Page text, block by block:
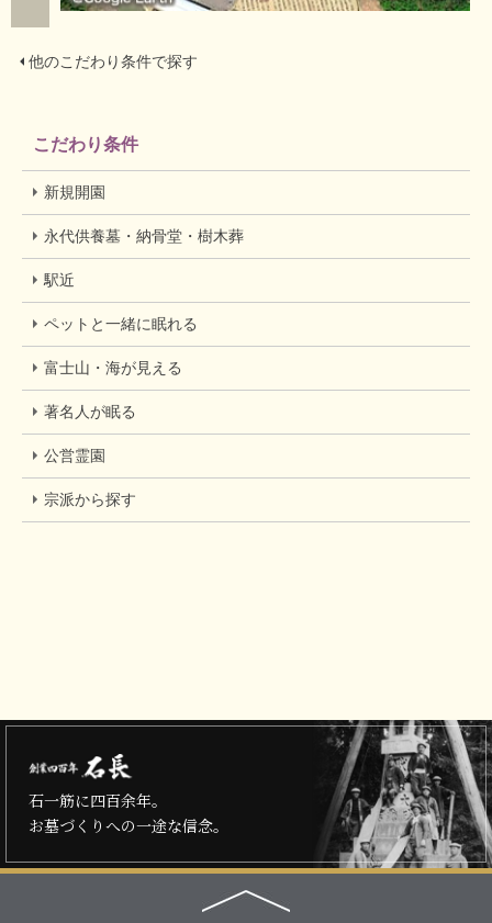
他のこだわり条件で探す
こだわり条件
新規開園
永代供養墓・納骨堂・樹木葬
駅近
ペットと一緒に眠れる
富士山・海が見える
著名人が眠る
公営霊園
宗派から探す
石一筋に四百余年。
お墓づくりへの一途な信念。